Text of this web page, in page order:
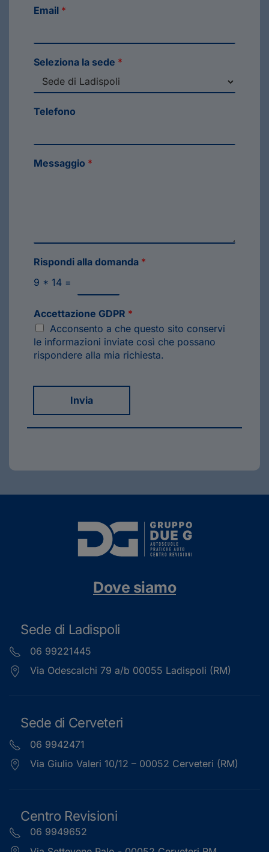
Email *
Seleziona la sede *
Telefono
Messaggio *
Rispondi alla domanda *
9 * 14 =
Accettazione GDPR *
Acconsento a che questo sito conservi
le informazioni inviate così che possano
rispondere alla mia richiesta.
Invia
Dove siamo
Sede di Ladispoli
06 99221445
Via Odescalchi 79 a/b 00055 Ladispoli (RM)
Sede di Cerveteri
06 9942471
Via Giulio Valeri 10/12 – 00052 Cerveteri (RM)
Centro Revisioni
06 9949652